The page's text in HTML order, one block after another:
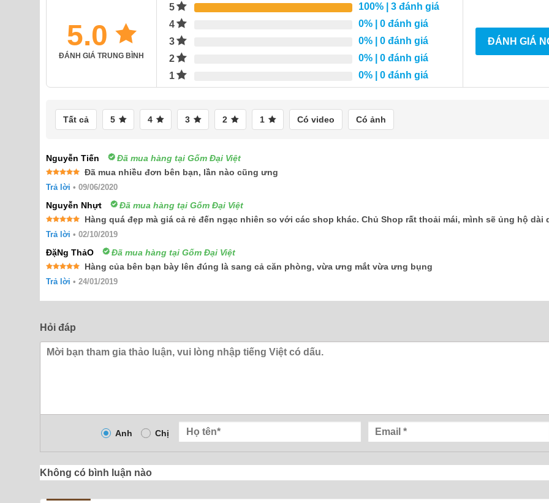
5.0
ĐÁNH GIÁ TRUNG BÌNH
5 100% | 3 đánh giá
4
0% | 0 đánh giá
3
0% | 0 đánh giá
2
0% | 0 đánh giá
1
0% | 0 đánh giá
ĐÁNH GIÁ
Tất cả 5 4 3 2 1 Có video Có ảnh
Nguyễn Tiến Đã mua hàng tại Gốm Đại Việt
Được xếp
hạng55
Đã mua nhiều đơn bên bạn, lần nào cũng ưng
Trả lời • 09/06/2020
Nguyễn Nhựt Đã mua hàng tại Gốm Đại Việt
Được xếp
hạng55
Hàng quá đẹp mà giá cả rẻ đến ngạc nhiên so với các shop khác. Chủ Shop rất thoải mái, mình sẽ ủng hộ dài
Trả lời • 02/10/2019
ĐặNg ThảO Đã mua hàng tại Gốm Đại Việt
Được xếp
hạng55
Hàng của bên bạn bày lên đúng là sang cả căn phòng, vừa ưng mắt vừa ưng bụng
Trả lời • 24/01/2019
Hỏi đáp
Anh Chị
Không có bình luận nào